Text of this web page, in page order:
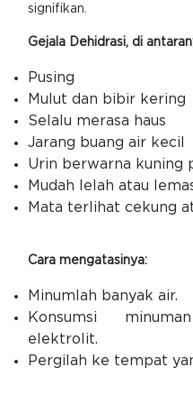
signifikan.
Gejala Dehidrasi, di
Pusing
Mulut dan bibir kering
Selalu merasa haus
Jarang buang air kecil
Urin berwarna kuning
Mudah lelah atau
Mata terlihat cekung
Cara mengatasinya:
Minumlah banyak air.
Konsumsi
elektrolit.
Pergilah ke tempat